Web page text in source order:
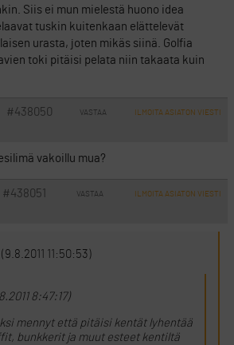
Siis ei mun mielestä huono idea
tuskin kuitenkaan elättelevät
urasta, joten mikäs siinä. Golfia
toki pitäisi pelata niin takaata kuin
#438050 VASTAA ILMOITA ASIATON VIESTI
vakoillu mua?
#438051 VASTAA ILMOITA ASIATON VIESTI
(9.8.2011 11:50:53)
8:47:17)
mennyt että pitäisi kentät lyhentää
bunkkerit ja muut esteet kentiltä